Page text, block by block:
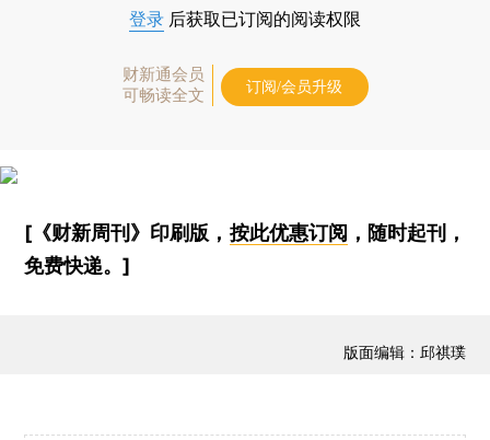
登录 后获取已订阅的阅读权限
财新通会员
可畅读全文
订阅/会员升级
[《财新周刊》印刷版， 按此优惠订阅 ，随时起刊，
免费快递。]
版面编辑：邱祺璞